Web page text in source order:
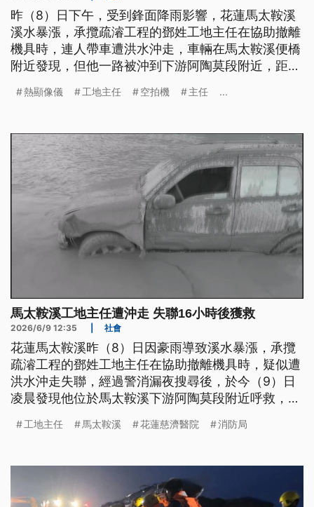
昨（8）日下午，受到鋒面降雨影響，花蓮馬太鞍溪
溪水暴漲，承攬疏濬工程的鄧姓工地主任在協助撤離
機具時，連人帶車遭洪水沖走，車輛在馬太鞍溪便橋
附近發現，但他一路被沖到下游阿陶莫段附近，距離
置，救援過程更多數靠人員徒步挺進，途中還用手腳
晨4時許將人救出，平安獲救。
熱顯像儀 工地主任 空拍機 主任 ...
馬太鞍溪工地主任遭沖走 失聯16小時後獲救
2026/6/9 12:35 社會
花蓮馬太鞍溪昨（8）日因豪雨導致溪水暴漲，承攬
疏濬工程的鄧姓工地主任在協助撤離機具時，疑似遭
洪水沖走失聯，經過警消漏夜搜尋後，於今（9）日
凌晨發現他位於馬太鞍溪下游阿陶莫段附近呼救，搜
搶救，終於在清晨4時39分成功救出。
工地主任 馬太鞍溪 花蓮慈濟醫院 消防局